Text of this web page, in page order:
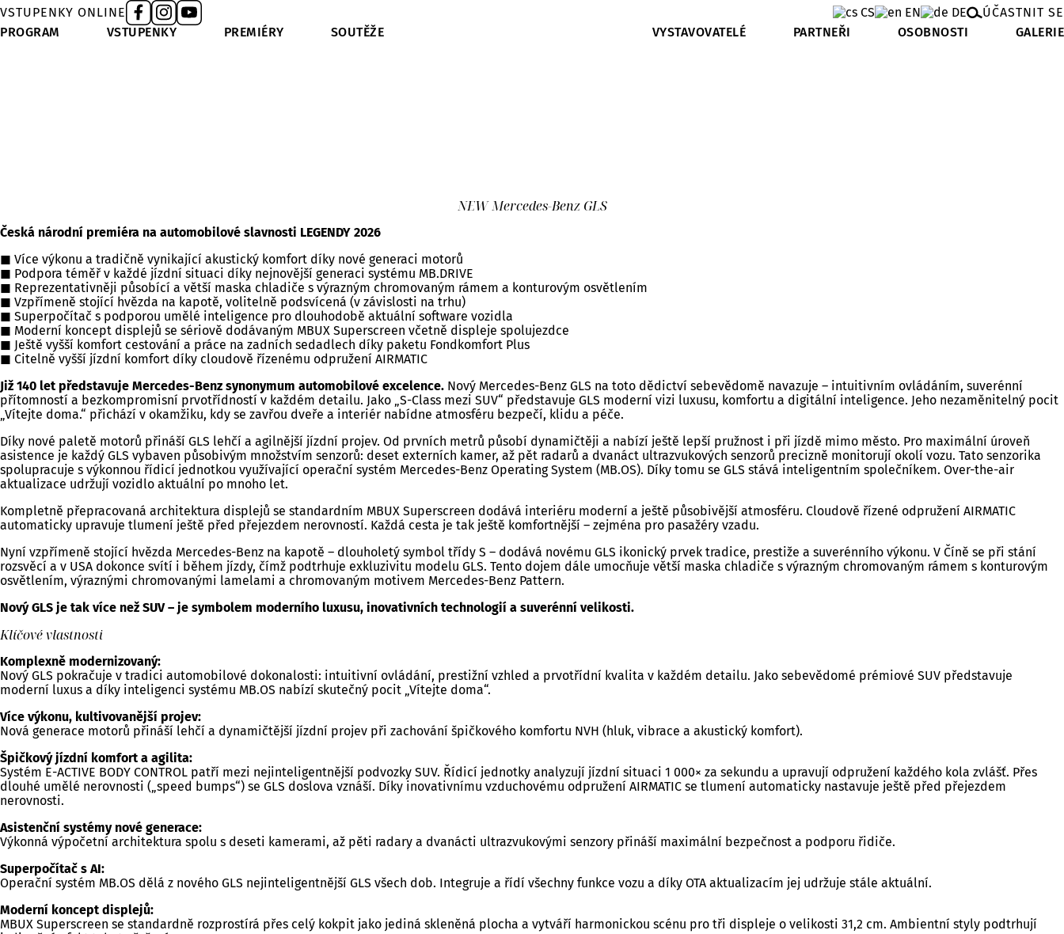
VSTUPENKY ONLINE CS EN DE
ÚČASTNIT SE
PROGRAM
VSTUPENKY PREMIÉRY SOUTĚŽE VYSTAVOVATELÉ PARTNEŘI OSOBNOSTI GALERIE
NEW Mercedes-Benz GLS
Česká národní premiéra na automobilové slavnosti LEGENDY 2026
Více výkonu a tradičně vynikající akustický komfort díky nové generaci motorů
Podpora téměř v každé jízdní situaci díky nejnovější generaci systému MB.DRIVE
Reprezentativněji působící a větší maska chladiče s výrazným chromovaným rámem a konturovým osvětlením
Vzpřímeně stojící hvězda na kapotě, volitelně podsvícená (v závislosti na trhu)
Superpočítač s podporou umělé inteligence pro dlouhodobě aktuální software vozidla
Moderní koncept displejů se sériově dodávaným MBUX Superscreen včetně displeje spolujezdce
Ještě vyšší komfort cestování a práce na zadních sedadlech díky paketu Fondkomfort Plus
Citelně vyšší jízdní komfort díky cloudově řízenému odpružení AIRMATIC
Již 140 let představuje Mercedes-Benz synonymum automobilové excelence. Nový Mercedes-Benz GLS na toto dědictví sebevědomě navazuje – intuitivním ovládáním, suverénní
přítomností a bezkompromisní prvotřídností v každém detailu. Jako „S-Class mezi SUV“ představuje GLS moderní vizi luxusu, komfortu a digitální inteligence. Jeho nezaměnitelný pocit
„Vítejte doma.“ přichází v okamžiku, kdy se zavřou dveře a interiér nabídne atmosféru bezpečí, klidu a péče.
Díky nové paletě motorů přináší GLS lehčí a agilnější jízdní projev. Od prvních metrů působí dynamičtěji a nabízí ještě lepší pružnost i při jízdě mimo město. Pro maximální úroveň
asistence je každý GLS vybaven působivým množstvím senzorů: deset externích kamer, až pět radarů a dvanáct ultrazvukových senzorů precizně monitorují okolí vozu. Tato senzorika
spolupracuje s výkonnou řídicí jednotkou využívající operační systém Mercedes-Benz Operating System (MB.OS). Díky tomu se GLS stává inteligentním společníkem. Over-the-air
aktualizace udržují vozidlo aktuální po mnoho let.
Kompletně přepracovaná architektura displejů se standardním MBUX Superscreen dodává interiéru moderní a ještě působivější atmosféru. Cloudově řízené odpružení AIRMATIC
automaticky upravuje tlumení ještě před přejezdem nerovností. Každá cesta je tak ještě komfortnější – zejména pro pasažéry vzadu.
Nyní vzpřímeně stojící hvězda Mercedes-Benz na kapotě – dlouholetý symbol třídy S – dodává novému GLS ikonický prvek tradice, prestiže a suverénního výkonu. V Číně se při stání
rozsvěcí a v USA dokonce svítí i během jízdy, čímž podtrhuje exkluzivitu modelu GLS. Tento dojem dále umocňuje větší maska chladiče s výrazným chromovaným rámem s konturovým
osvětlením, výraznými chromovanými lamelami a chromovaným motivem Mercedes-Benz Pattern.
Nový GLS je tak více než SUV – je symbolem moderního luxusu, inovativních technologií a suverénní velikosti.
Klíčové vlastnosti
Komplexně modernizovaný:
Nový GLS pokračuje v tradici automobilové dokonalosti: intuitivní ovládání, prestižní vzhled a prvotřídní kvalita v každém detailu. Jako sebevědomé prémiové SUV představuje
moderní luxus a díky inteligenci systému MB.OS nabízí skutečný pocit „Vítejte doma“.
Více výkonu, kultivovanější projev:
Nová generace motorů přináší lehčí a dynamičtější jízdní projev při zachování špičkového komfortu NVH (hluk, vibrace a akustický komfort).
Špičkový jízdní komfort a agilita:
Systém E-ACTIVE BODY CONTROL patří mezi nejinteligentnější podvozky SUV. Řídicí jednotky analyzují jízdní situaci 1 000× za sekundu a upravují odpružení každého kola zvlášť. Přes
dlouhé umělé nerovnosti („speed bumps“) se GLS doslova vznáší. Díky inovativnímu vzduchovému odpružení AIRMATIC se tlumení automaticky nastavuje ještě před přejezdem
nerovnosti.
Asistenční systémy nové generace:
Výkonná výpočetní architektura spolu s deseti kamerami, až pěti radary a dvanácti ultrazvukovými senzory přináší maximální bezpečnost a podporu řidiče.
Superpočítač s AI:
Operační systém MB.OS dělá z nového GLS nejinteligentnější GLS všech dob. Integruje a řídí všechny funkce vozu a díky OTA aktualizacím jej udržuje stále aktuální.
Moderní koncept displejů:
MBUX Superscreen se standardně rozprostírá přes celý kokpit jako jediná skleněná plocha a vytváří harmonickou scénu pro tři displeje o velikosti 31,2 cm. Ambientní styly podtrhují